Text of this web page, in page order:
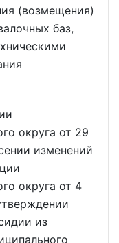
(возмещения)
баз,
округа от 29
изменений
округа от 4
из